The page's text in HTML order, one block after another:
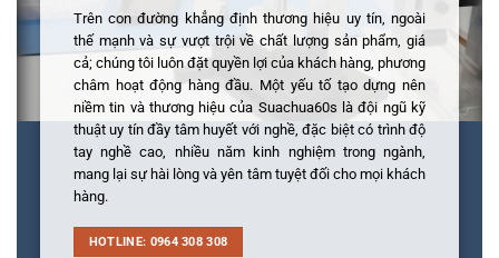
Trên con đường khẳng định thương hiệu uy tín, ngoài
thế mạnh và sự vượt trội về chất lượng sản phẩm, giá
cả; chúng tôi luôn đặt quyền lợi của khách hàng, phương
châm hoạt động hàng đầu. Một yếu tố tạo dựng nên
niềm tin và thương hiệu của Suachua60s là đội ngũ kỹ
thuật uy tín đầy tâm huyết với nghề, đặc biệt có trình độ
tay nghề cao, nhiều năm kinh nghiệm trong ngành,
mang lại sự hài lòng và yên tâm tuyệt đối cho mọi khách
hàng.
HOTLINE: 0964 308 308